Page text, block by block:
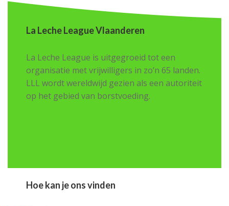
La Leche League Vlaanderen
La Leche League is uitgegroeid tot een
organisatie met vrijwilligers in zo’n 65 landen.
LLL wordt wereldwijd gezien als een autoriteit
op het gebied van borstvoeding.
Hoe kan je ons vinden